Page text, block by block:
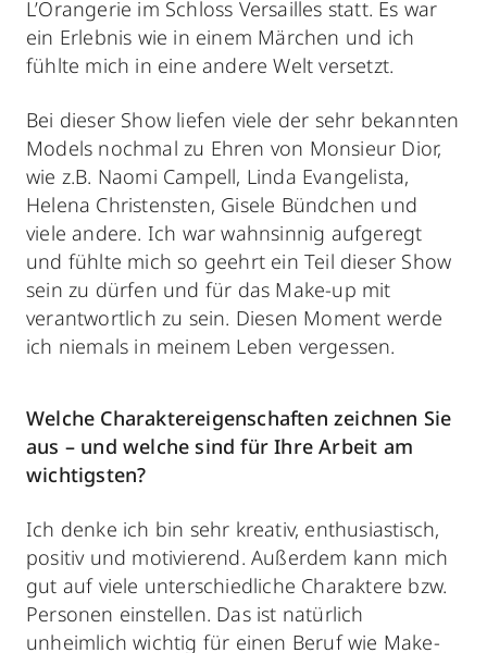
L’Orangerie im Schloss Versailles statt. Es war
ein Erlebnis wie in einem Märchen und ich
fühlte mich in eine andere Welt versetzt.
Bei dieser Show liefen viele der sehr bekannten
Models nochmal zu Ehren von Monsieur Dior,
wie z.B. Naomi Campell, Linda Evangelista,
Helena Christensten, Gisele Bündchen und
viele andere. Ich war wahnsinnig aufgeregt
und fühlte mich so geehrt ein Teil dieser Show
sein zu dürfen und für das Make-up mit
verantwortlich zu sein. Diesen Moment werde
ich niemals in meinem Leben vergessen.
Welche Charaktereigenschaften zeichnen Sie
aus – und welche sind für Ihre Arbeit am
wichtigsten?
Ich denke ich bin sehr kreativ, enthusiastisch,
positiv und motivierend. Außerdem kann mich
gut auf viele unterschiedliche Charaktere bzw.
Personen einstellen. Das ist natürlich
unheimlich wichtig für einen Beruf wie Make-